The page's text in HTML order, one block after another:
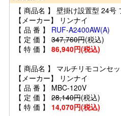
【 商品名 】 壁掛け設置型 24号
【メーカー】 リンナイ
【 品 番 】 RUF-A2400AW(A)
【 定 価 】 347,760円(税込)
【 特 価 】 86,940円(税込)
【 商品名 】 マルチリモコンセ
【メーカー】 リンナイ
【 品 番 】 MBC-120V
【 定 価 】 28,140円(税込)
【 特 価 】 14,070円(税込)